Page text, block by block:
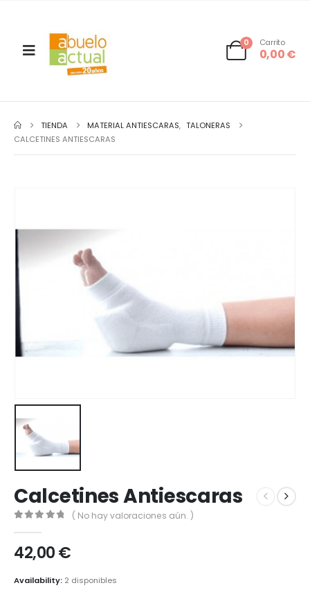
0 Carrito
0,00€
TIENDA MATERIAL ANTIESCARAS, TALONERAS
CALCETINES ANTIESCARAS
Calcetines Antiescaras
( No hay valoraciones aún. )
42,00€
Availability: 2 disponibles